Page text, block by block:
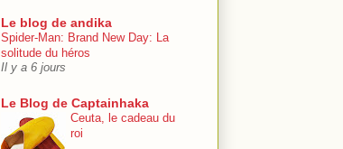
Le blog de andika
Spider-Man: Brand New Day: La
solitude du héros
Il y a 6 jours
Le Blog de Captainhaka
Ceuta, le cadeau du
roi